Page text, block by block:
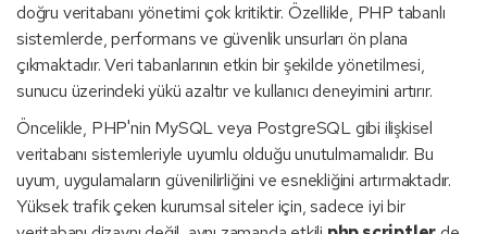
doğru veritabanı yönetimi çok kritiktir. Özellikle, PHP tabanlı
sistemlerde, performans ve güvenlik unsurları ön plana
çıkmaktadır. Veri tabanlarının etkin bir şekilde yönetilmesi,
sunucu üzerindeki yükü azaltır ve kullanıcı deneyimini artırır.
Öncelikle, PHP'nin MySQL veya PostgreSQL gibi ilişkisel
veritabanı sistemleriyle uyumlu olduğu unutulmamalıdır. Bu
uyum, uygulamaların güvenilirliğini ve esnekliğini artırmaktadır.
Yüksek trafik çeken kurumsal siteler için, sadece iyi bir